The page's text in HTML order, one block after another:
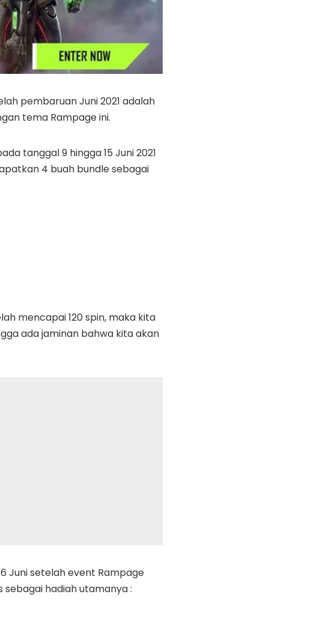
pembaruan Juni 2021 adalah
tema Rampage ini.
tanggal 9 hingga 15 Juni 2021
4 buah bundle sebagai
mencapai 120 spin, maka kita
ada jaminan bahwa kita akan
Juni setelah event Rampage
sebagai hadiah utamanya :